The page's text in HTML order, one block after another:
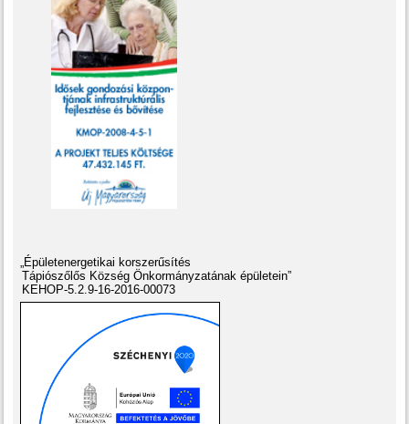
„Épületenergetikai korszerűsítés
Tápiószőlős Község Önkormányzatának épületein”
KEHOP-5.2.9-16-2016-00073